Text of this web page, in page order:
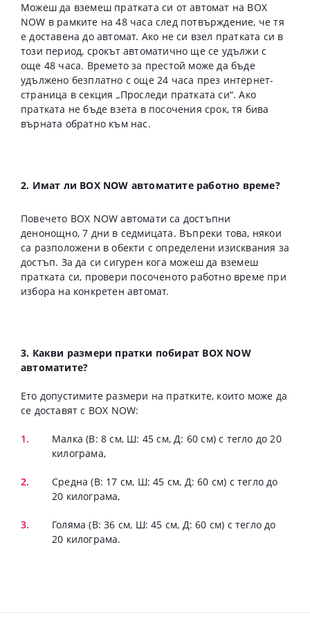
Можеш да вземеш пратката си от автомат на BOX
NOW в рамките на 48 часа след потвърждение, че тя
е доставена до автомат. Ако не си взел пратката си в
този период, срокът автоматично ще се удължи с
още 48 часа. Времето за престой може да бъде
удължено безплатно с още 24 часа през интернет-
страница в секция „Проследи пратката си“. Ако
пратката не бъде взета в посочения срок, тя бива
върната обратно към нас.
2. Имат ли BOX NOW автоматите работно време?
Повечето BOX NOW автомати са достъпни
денонощно, 7 дни в седмицата. Въпреки това, някои
са разположени в обекти с определени изисквания за
достъп. За да си сигурен кога можеш да вземеш
пратката си, провери посоченото работно време при
избора на конкретен автомат.
3. Какви размери пратки побират BOX NOW
автоматите?
Eто допустимите размери на пратките, които може да
се доставят с BOX NOW:
Малка (В: 8 см, Ш: 45 см, Д: 60 см) с тегло до 20
килограма,
Средна (В: 17 см, Ш: 45 см, Д: 60 см) с тегло до
20 килограма,
Голяма (В: 36 см, Ш: 45 см, Д: 60 см) с тегло до
20 килограма.